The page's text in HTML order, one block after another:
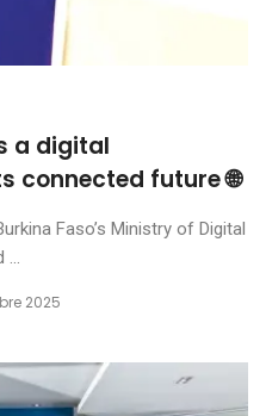
a digital
connected future 🌐
Faso’s Ministry of Digital
...
2025